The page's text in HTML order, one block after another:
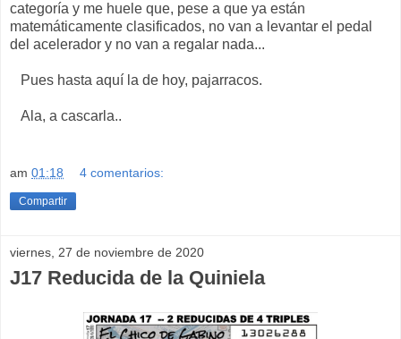
categoría y me huele que, pese a que ya están
matemáticamente clasificados, no van a levantar el pedal
del acelerador y no van a regalar nada...
Pues hasta aquí la de hoy, pajarracos.
Ala, a cascarla..
am 01:18 4 comentarios:
Compartir
viernes, 27 de noviembre de 2020
J17 Reducida de la Quiniela